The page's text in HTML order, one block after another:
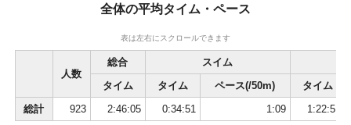
森下 泰秀 男
24
32
2103 秋山 優 39 男 宮城県
2:11:51
6083 桜井 龍太 42 男 神奈川県
2:11:54
鮎澤 貴孝 34 男 神奈川県
2:12:04
35
6030 吉田 拓也 愛知県
2:12:14
全体の平均タイム・ペース
表は左右にスクロールできます
人数
総合 スイム
タイム
タイム ペース(/50m)
タイム
総計
923 2:46:05 0:34:51 1:09 1:22:51